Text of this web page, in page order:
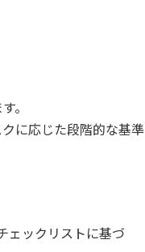
。
に応じた段階的な基準
ェックリストに基づ